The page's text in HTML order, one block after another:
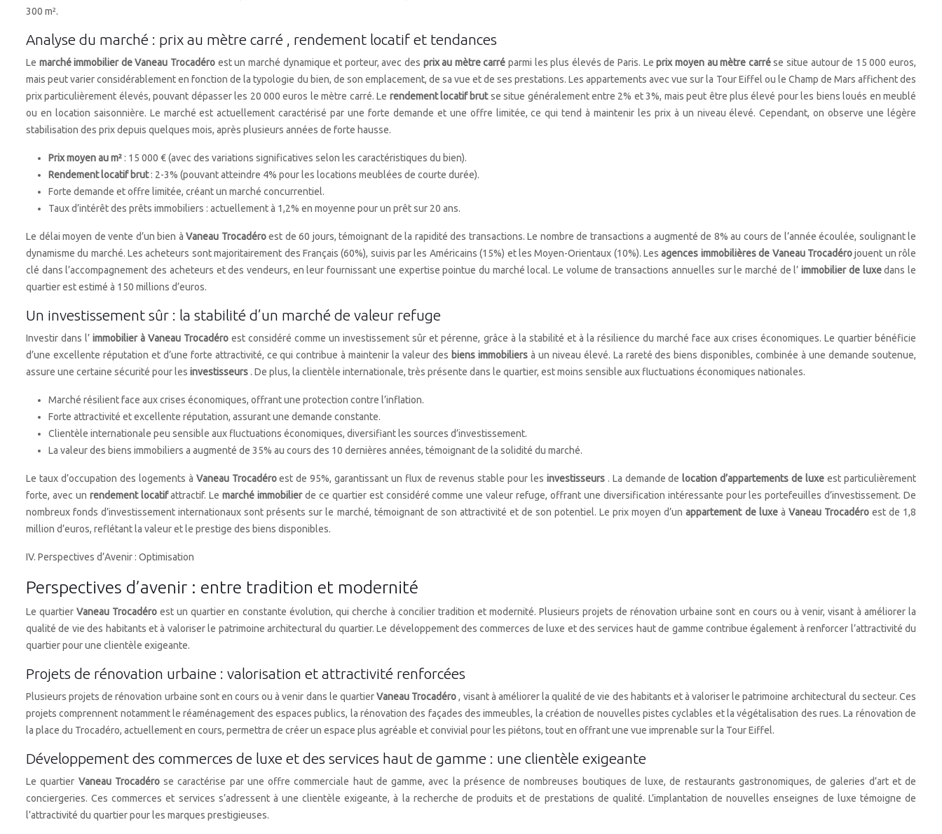
300 m².
Analyse du marché : prix au mètre carré , rendement locatif et tendances
Le marché immobilier de Vaneau Trocadéro est un marché dynamique et porteur, avec des prix au mètre carréparmi les plus élevés de Paris. Leprix moyen au mètre carrése situe autour de 15 000 euros,
mais peut varier considérablement en fonction de la typologie du bien, de son emplacement, de sa vue et de ses prestations. Les appartements avec vue sur la Tour Eiffel ou le Champ de Mars affichent des
prix particulièrement élevés, pouvant dépasser les 20 000 euros le mètre carré. Le rendement locatif brutse situe généralement entre 2% et 3%, mais peut être plus élevé pour les biens loués en meublé
ou en location saisonnière. Le marché est actuellement caractérisé par une forte demande et une offre limitée, ce qui tend à maintenir les prix à un niveau élevé. Cependant, on observe une légère
stabilisation des prix depuis quelques mois, après plusieurs années de forte hausse.
Prix moyen au m² : 15 000 € (avec des variations significatives selon les caractéristiques du bien).
Rendement locatif brut: 2-3% (pouvant atteindre 4% pour les locations meublées de courte durée).
Forte demande et offre limitée, créant un marché concurrentiel.
Taux d’intérêt des prêts immobiliers : actuellement à 1,2% en moyenne pour un prêt sur 20 ans.
Le délai moyen de vente d’un bien à Vaneau Trocadéroest de 60 jours, témoignant de la rapidité des transactions. Le nombre de transactions a augmenté de 8% au cours de l’année écoulée, soulignant le
dynamisme du marché. Les acheteurs sont majoritairement des Français (60%), suivis par les Américains (15%) et les Moyen-Orientaux (10%). Lesagences immobilières de Vaneau Trocadérojouent un rôle
clé dans l’accompagnement des acheteurs et des vendeurs, en leur fournissant une expertise pointue du marché local. Le volume de transactions annuelles sur le marché de l’immobilier de luxedans le
quartier est estimé à 150 millions d’euros.
Un investissement sûr : la stabilité d’un marché de valeur refuge
Investir dans l’immobilier à Vaneau Trocadéroest considéré comme un investissement sûr et pérenne, grâce à la stabilité et à la résilience du marché face aux crises économiques. Le quartier bénéficie
d’une excellente réputation et d’une forte attractivité, ce qui contribue à maintenir la valeur des biens immobiliers à un niveau élevé. La rareté des biens disponibles, combinée à une demande soutenue,
assure une certaine sécurité pour les investisseurs . De plus, la clientèle internationale, très présente dans le quartier, est moins sensible aux fluctuations économiques nationales.
Marché résilient face aux crises économiques, offrant une protection contre l’inflation.
Forte attractivité et excellente réputation, assurant une demande constante.
Clientèle internationale peu sensible aux fluctuations économiques, diversifiant les sources d’investissement.
La valeur des biens immobiliers a augmenté de 35% au cours des 10 dernières années, témoignant de la solidité du marché.
Le taux d’occupation des logements à Vaneau Trocadéroest de 95%, garantissant un flux de revenus stable pour les investisseurs . La demande delocation d’appartements de luxeest particulièrement
forte, avec un rendement locatifattractif. Lemarché immobilierde ce quartier est considéré comme une valeur refuge, offrant une diversification intéressante pour les portefeuilles d’investissement. De
nombreux fonds d’investissement internationaux sont présents sur le marché, témoignant de son attractivité et de son potentiel. Le prix moyen d’unappartement de luxe à Vaneau Trocadéro est de 1,8
million d’euros, reflétant la valeur et le prestige des biens disponibles.
IV. Perspectives d’Avenir : Optimisation
Perspectives d’avenir : entre tradition et modernité
Le quartierVaneau Trocadéroest un quartier en constante évolution, qui cherche à concilier tradition et modernité. Plusieurs projets de rénovation urbaine sont en cours ou à venir, visant à améliorer la
qualité de vie des habitants et à valoriser le patrimoine architectural du quartier. Le développement des commerces de luxe et des services haut de gamme contribue également à renforcer l’attractivité du
quartier pour une clientèle exigeante.
Projets de rénovation urbaine : valorisation et attractivité renforcées
Plusieurs projets de rénovation urbaine sont en cours ou à venir dans le quartierVaneau Trocadéro, visant à améliorer la qualité de vie des habitants et à valoriser le patrimoine architectural du secteur. Ces
projets comprennent notamment le réaménagement des espaces publics, la rénovation des façades des immeubles, la création de nouvelles pistes cyclables et la végétalisation des rues. La rénovation de
la place du Trocadéro, actuellement en cours, permettra de créer un espace plus agréable et convivial pour les piétons, tout en offrant une vue imprenable sur la Tour Eiffel.
Développement des commerces de luxe et des services haut de gamme : une clientèle exigeante
Le quartier Vaneau Trocadéro se caractérise par une offre commerciale haut de gamme, avec la présence de nombreuses boutiques de luxe, de restaurants gastronomiques, de galeries d’art et de
conciergeries. Ces commerces et services s’adressent à une clientèle exigeante, à la recherche de produits et de prestations de qualité. L’implantation de nouvelles enseignes de luxe témoigne de
l’attractivité du quartier pour les marques prestigieuses.